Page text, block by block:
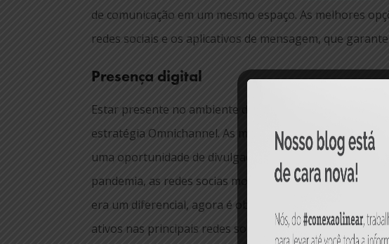
de comunicação em um mesmo espaço. As melhores
redes sociais e os aplicativos de mensagem, que
Presença digital
Estar presente no ambiente digital é fundamental para
estratégia Omnichannel. As mídias sociais são
uma oportunidade de divulgação e atração de clientes
pandemia, as redes socias mostraram que, se antes
era um diferencial, agora é obrigatório. Por isso, faça
ativos nas principais redes sociais e produza conteúdo